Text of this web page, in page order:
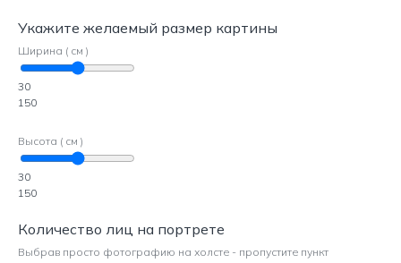
Укажите желаемый размер картины
Ширина ( см )
30
150
Высота ( см )
30
150
Количество лиц на портрете
Выбрав просто фотографию на холсте - пропустите пункт